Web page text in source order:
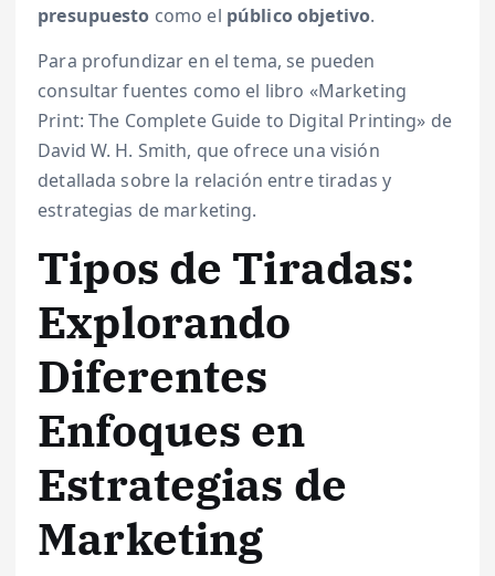
presupuesto como el público objetivo.
Para profundizar en el tema, se pueden
consultar fuentes como el libro «Marketing
Print: The Complete Guide to Digital Printing» de
David W. H. Smith, que ofrece una visión
detallada sobre la relación entre tiradas y
estrategias de marketing.
Tipos de Tiradas:
Explorando
Diferentes
Enfoques en
Estrategias de
Marketing